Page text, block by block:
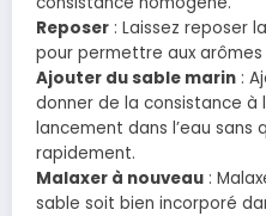
Reposer : Laissez reposer
pour permettre aux
Ajouter du sable marin :
donner de la consistance à
lancement dans l’eau sans
rapidement.
Malaxer à nouveau :
sable soit bien incorporé